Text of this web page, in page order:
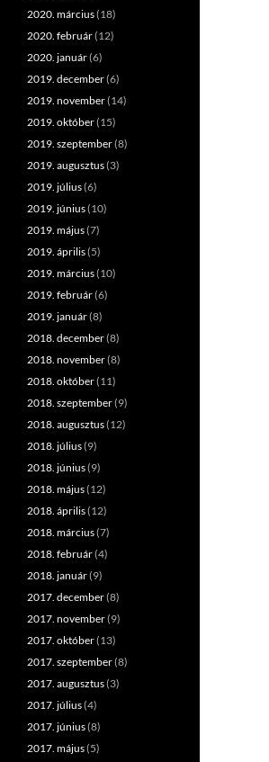
2020. március(18)
2020. február(12)
2020. január(6)
2019. december(6)
2019. november(14)
2019. október(15)
2019. szeptember(8)
2019. augusztus(3)
2019. július(6)
2019. június(10)
2019. május(7)
2019. április(5)
2019. március(10)
2019. február(6)
2019. január(8)
2018. december(8)
2018. november(8)
2018. október(11)
2018. szeptember(9)
2018. augusztus(12)
2018. július(9)
2018. június(9)
2018. május(12)
2018. április(12)
2018. március(7)
2018. február(4)
2018. január(9)
2017. december(8)
2017. november(9)
2017. október(13)
2017. szeptember(8)
2017. augusztus(3)
2017. július(4)
2017. június(8)
2017. május(5)